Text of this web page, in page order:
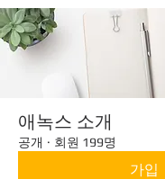
애녹스 소개
공개 · 회원 199명
가입